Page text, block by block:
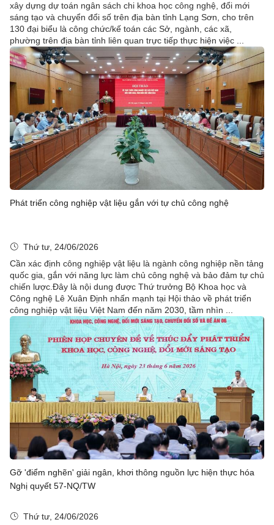
xây dựng dự toán ngân sách chi khoa học công nghệ, đổi mới
sáng tạo và chuyển đổi số trên địa bàn tỉnh Lạng Sơn, cho trên
130 đại biểu là công chức/kế toán các Sở, ngành, các xã,
phường trên địa bàn tỉnh liên quan trực tiếp thực hiện việc ...
Phát triển công nghiệp vật liệu gắn với tự chủ công nghệ
Thứ tư, 24/06/2026
Cần xác định công nghiệp vật liệu là ngành công nghiệp nền tảng
quốc gia, gắn với năng lực làm chủ công nghệ và bảo đảm tự chủ
chiến lược.Đây là nội dung được Thứ trưởng Bộ Khoa học và
Công nghệ Lê Xuân Định nhấn mạnh tại Hội thảo về phát triển
công nghiệp vật liệu Việt Nam đến năm 2030, tầm nhìn ...
Gỡ 'điểm nghẽn' giải ngân, khơi thông nguồn lực hiện thực hóa
Nghị quyết 57-NQ/TW
Thứ tư, 24/06/2026